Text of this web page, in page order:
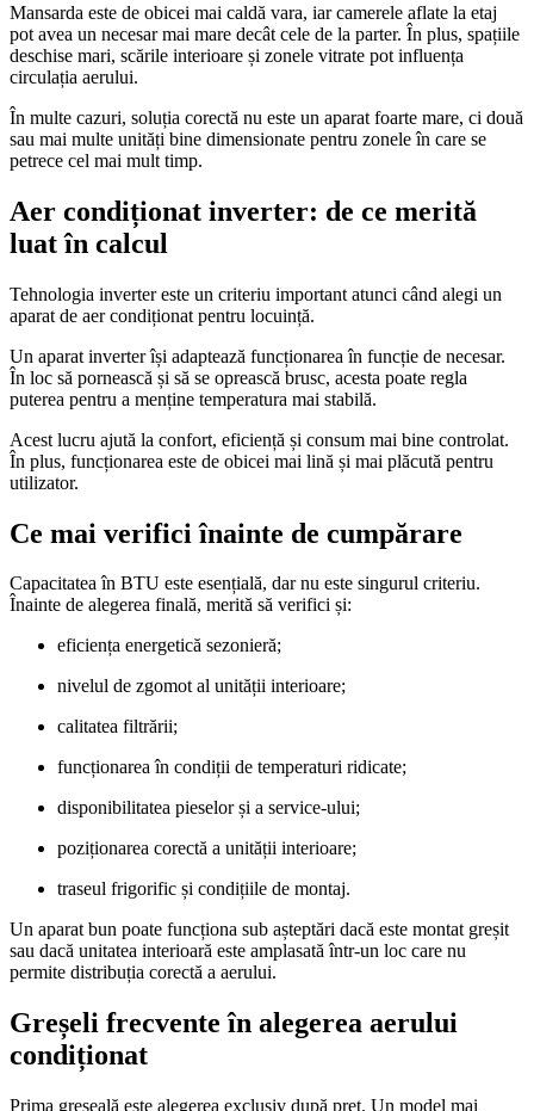
Mansarda este de obicei mai caldă vara, iar camerele aflate la etaj
pot avea un necesar mai mare decât cele de la parter. În plus, spațiile
deschise mari, scările interioare și zonele vitrate pot influența
circulația aerului.
În multe cazuri, soluția corectă nu este un aparat foarte mare, ci două
sau mai multe unități bine dimensionate pentru zonele în care se
petrece cel mai mult timp.
Aer condiționat inverter: de ce merită
luat în calcul
Tehnologia inverter este un criteriu important atunci când alegi un
aparat de aer condiționat pentru locuință.
Un aparat inverter își adaptează funcționarea în funcție de necesar.
În loc să pornească și să se oprească brusc, acesta poate regla
puterea pentru a menține temperatura mai stabilă.
Acest lucru ajută la confort, eficiență și consum mai bine controlat.
În plus, funcționarea este de obicei mai lină și mai plăcută pentru
utilizator.
Ce mai verifici înainte de cumpărare
Capacitatea în BTU este esențială, dar nu este singurul criteriu.
Înainte de alegerea finală, merită să verifici și:
eficiența energetică sezonieră;
nivelul de zgomot al unității interioare;
calitatea filtrării;
funcționarea în condiții de temperaturi ridicate;
disponibilitatea pieselor și a service-ului;
poziționarea corectă a unității interioare;
traseul frigorific și condițiile de montaj.
Un aparat bun poate funcționa sub așteptări dacă este montat greșit
sau dacă unitatea interioară este amplasată într-un loc care nu
permite distribuția corectă a aerului.
Greșeli frecvente în alegerea aerului
condiționat
Prima greșeală este alegerea exclusiv după preț. Un model mai